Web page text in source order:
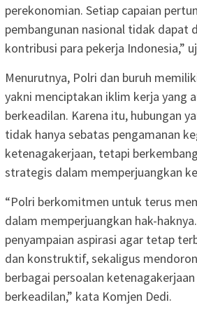
perekonomian. Setiap capaian
pembangunan nasional tidak dapat
kontribusi para pekerja Indonesia,”
Menurutnya, Polri dan buruh
yakni menciptakan iklim kerja yang
berkeadilan. Karena itu, hubungan
tidak hanya sebatas pengamanan
ketenagakerjaan, tetapi
strategis dalam memperjuangkan
“Polri berkomitmen untuk terus
dalam memperjuangkan hak-
penyampaian aspirasi agar tetap
dan konstruktif, sekaligus
berbagai persoalan
berkeadilan,” kata Komjen Dedi.